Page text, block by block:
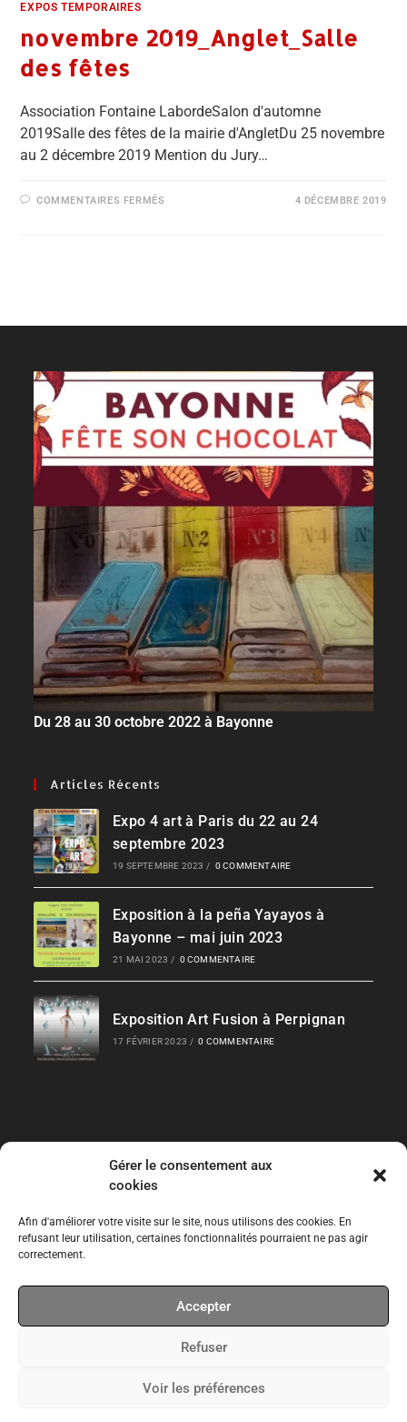
Gérer le consentement aux
cookies
Afin d'améliorer votre visite sur le site, nous utilisons des cookies. En
refusant leur utilisation, certaines fonctionnalités pourraient ne pas agir
correctement.
Accepter
Refuser
Voir les préférences
EXPOS TEMPORAIRES
novembre 2019_Anglet_Salle
des fêtes
Association Fontaine LabordeSalon d'automne
2019Salle des fêtes de la mairie d'AngletDu 25 novembre
au 2 décembre 2019 Mention du Jury…
COMMENTAIRES FERMÉS 4 DÉCEMBRE 2019
Du 28 au 30 octobre 2022 à Bayonne
Articles Récents
Expo 4 art à Paris du 22 au 24
septembre 2023
19 SEPTEMBRE 2023 / 0 COMMENTAIRE
Exposition à la peña Yayayos à
Bayonne – mai juin 2023
21 MAI 2023 / 0 COMMENTAIRE
Exposition Art Fusion à Perpignan
17 FÉVRIER 2023 / 0 COMMENTAIRE
Liens Rapides
Les Collections
Expos permanentes